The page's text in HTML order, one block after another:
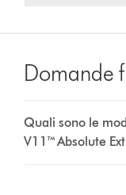
Domande
Quali sono le
V11™ Absolute